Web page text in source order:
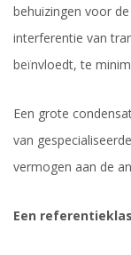
behuizingen voor
interferentie van
beïnvloedt, te
Een grote
van
vermogen aan de
Een